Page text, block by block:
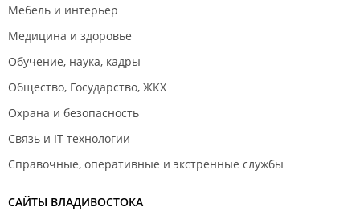
Мебель и интерьер
Медицина и здоровье
Обучение, наука, кадры
Общество, Государство, ЖКХ
Охрана и безопасность
Связь и IT технологии
Справочные, оперативные и экстренные службы
САЙТЫ ВЛАДИВОСТОКА